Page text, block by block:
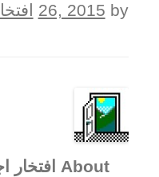
26, 2015 by
About افتخار اجمل بھوپال